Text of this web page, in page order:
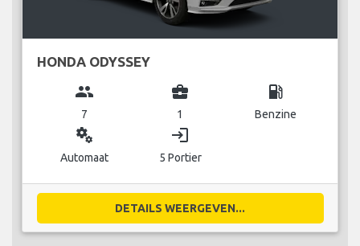
HONDA ODYSSEY
group
7
business_center
1
local_gas_station
Benzine
miscellaneous_services
Automaat
login
5 Portier
DETAILS WEERGEVEN...